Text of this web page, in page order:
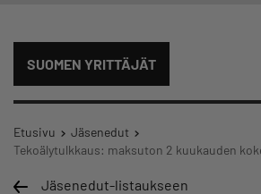
SUOMEN YRITTÄJÄT
Etusivu
Jäsenedut
Tekoälytulkkaus: maksuton 2 kuukauden
Jäsenedut-listaukseen
Suodata hakutuloksia: näytä kaikki